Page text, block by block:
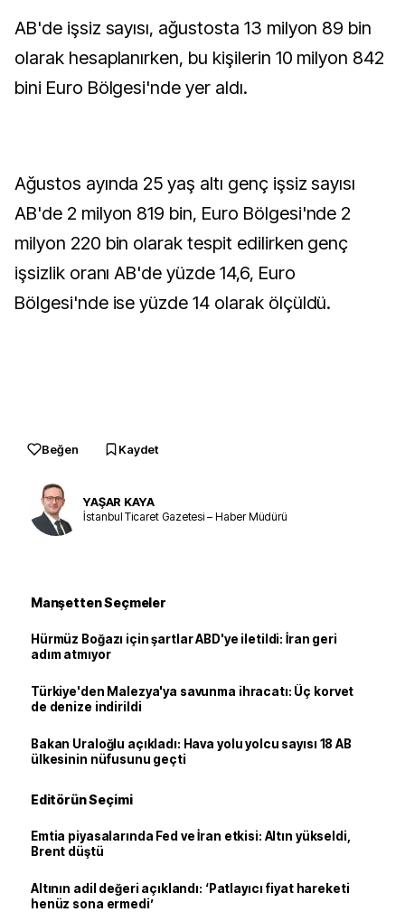
AB'de işsiz sayısı, ağustosta 13 milyon 89 bin
olarak hesaplanırken, bu kişilerin 10 milyon 842
bini Euro Bölgesi'nde yer aldı.
Ağustos ayında 25 yaş altı genç işsiz sayısı
AB'de 2 milyon 819 bin, Euro Bölgesi'nde 2
milyon 220 bin olarak tespit edilirken genç
işsizlik oranı AB'de yüzde 14,6, Euro
Bölgesi'nde ise yüzde 14 olarak ölçüldü.
Beğen Kaydet
YAŞAR KAYA
İstanbul Ticaret Gazetesi – Haber Müdürü
Manşetten Seçmeler
Hürmüz Boğazı için şartlar ABD'ye iletildi: İran geri
adım atmıyor
Türkiye'den Malezya'ya savunma ihracatı: Üç korvet
de denize indirildi
Bakan Uraloğlu açıkladı: Hava yolu yolcu sayısı 18 AB
ülkesinin nüfusunu geçti
Editörün Seçimi
Emtia piyasalarında Fed ve İran etkisi: Altın yükseldi,
Brent düştü
Altının adil değeri açıklandı: ‘Patlayıcı fiyat hareketi
henüz sona ermedi’